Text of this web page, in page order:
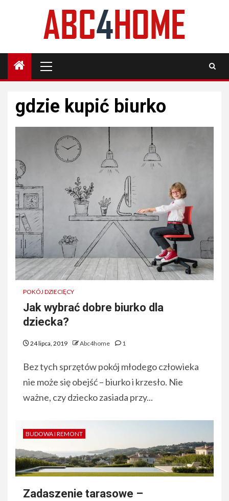
Menu
gdzie kupić biurko
POKÓJ DZIECIĘCY
Jak wybrać dobre biurko dla
dziecka?
24 lipca, 2019 Abc4home 1
Bez tych sprzętów pokój młodego człowieka
nie może się obejść – biurko i krzesło. Nie
ważne, czy dziecko zasiada przy...
BUDOWA I REMONT
Zadaszenie tarasowe –